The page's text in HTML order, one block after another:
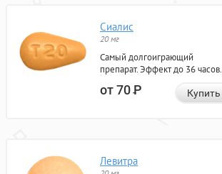
Сиалис
20 мг
Самый долгоиграющий
препарат. Эффект до 36 часов.
от 70Р Купить
Левитра